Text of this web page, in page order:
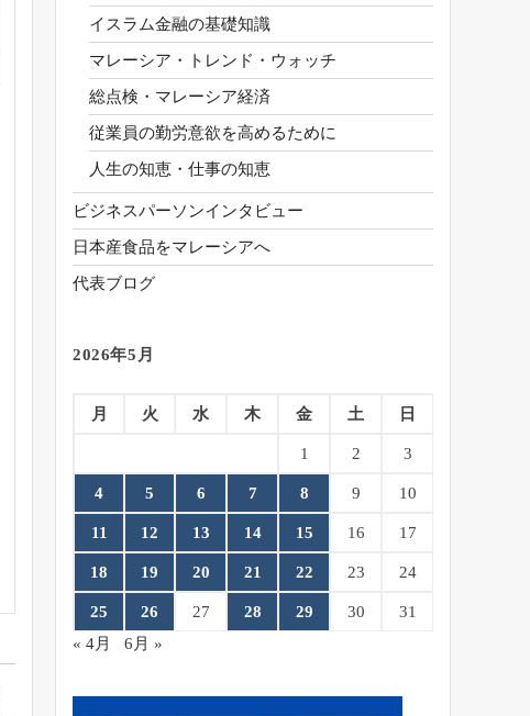
イスラム金融の基礎知識
マレーシア・トレンド・ウォッチ
総点検・マレーシア経済
従業員の勤労意欲を高めるために
人生の知恵・仕事の知恵
ビジネスパーソンインタビュー
日本産食品をマレーシアへ
代表ブログ
2026年5月
月 火 水 木 金 土 日
1 2 3
4 5 6 7 8 9 10
11 12 13 14 15 16 17
18 19 20 21 22 23 24
25 26 27 28 29 30
31
« 4月
6月 »